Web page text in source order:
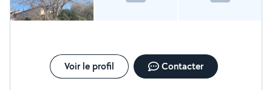
Voir le profil Contacter